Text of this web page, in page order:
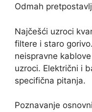
Odmah
Najčešći uzroci
filtere i staro
neispravne
uzroci. Električni i
specifična pitanja.
Poznavanje